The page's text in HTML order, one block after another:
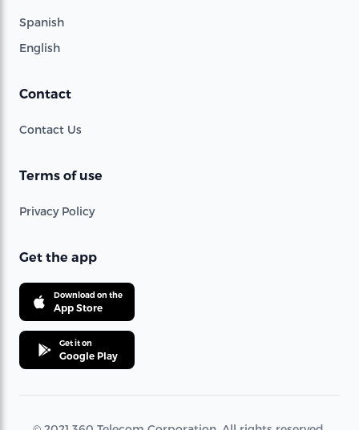
Spanish
English
Contact
Contact Us
Terms of use
Privacy Policy
Get the app
Download on the
App Store
Get it on
Google Play